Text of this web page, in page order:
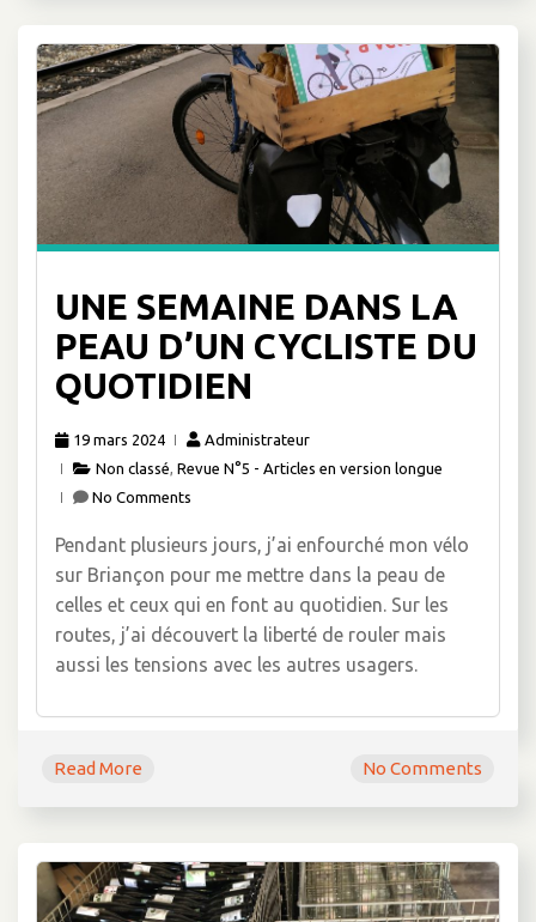
UNE SEMAINE DANS LA
PEAU D’UN CYCLISTE DU
QUOTIDIEN
19 mars 2024
Administrateur
Non classé, Revue N°5 - Articles en version longue
No Comments
Pendant plusieurs jours, j’ai enfourché mon vélo
sur Briançon pour me mettre dans la peau de
celles et ceux qui en font au quotidien. Sur les
routes, j’ai découvert la liberté de rouler mais
aussi les tensions avec les autres usagers.
Read More No Comments